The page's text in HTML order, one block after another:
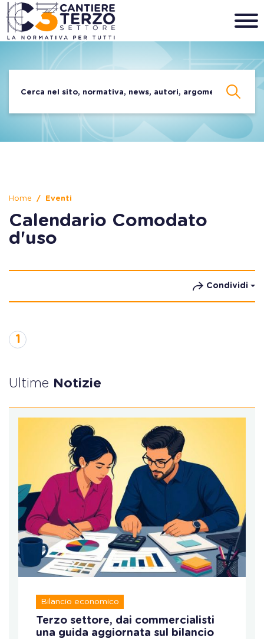
Home Eventi
Calendario Comodato
d'uso
Condividi
1
Ultime Notizie
Bilancio economico
Terzo settore, dai commercialisti
una guida aggiornata sul bilancio